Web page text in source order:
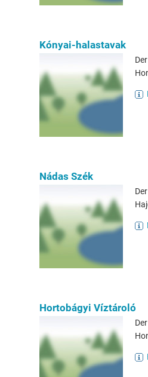
Kónyai-halastavak
Nádas Szék
Hortobágyi Víztároló